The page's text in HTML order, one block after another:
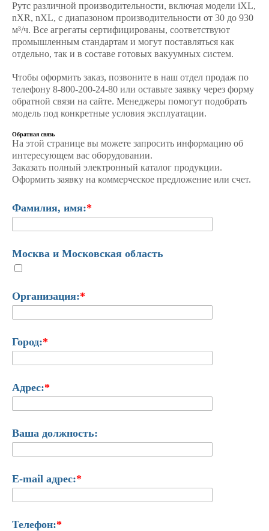
Рутс различной производительности, включая модели iXL,
nXR, nXL, с диапазоном производительности от 30 до 930
м³/ч. Все агрегаты сертифицированы, соответствуют
промышленным стандартам и могут поставляться как
отдельно, так и в составе готовых вакуумных систем.
Чтобы оформить заказ, позвоните в наш отдел продаж по
телефону 8-800-200-24-80 или оставьте заявку через форму
обратной связи на сайте. Менеджеры помогут подобрать
модель под конкретные условия эксплуатации.
Обратная связь
На этой странице вы можете запросить информацию об
интересующем вас оборудовании.
Заказать полный электронный каталог продукции.
Оформить заявку на коммерческое предложение или счет.
Фамилия, имя:*
Москва и Московская область
Организация:*
Город:*
Адрес:*
Ваша должность:
E-mail адрес:*
Телефон:*